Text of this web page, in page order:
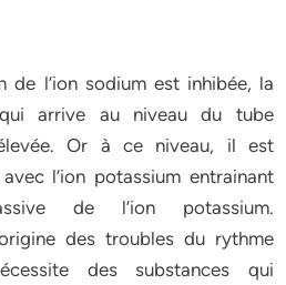
de l’ion sodium est inhibée, la
arrive au niveau du tube
Or à ce niveau, il est
l’ion potassium entrainant
de l’ion potassium.
des troubles du rythme
des substances qui